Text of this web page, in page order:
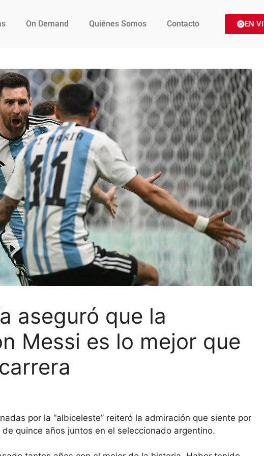
On Demand Quiénes Somos Contacto EN
aseguró que la
Messi es lo mejor que
por la “albiceleste” reiteró la admiración que siente por
quince años juntos en el seleccionado argentino.